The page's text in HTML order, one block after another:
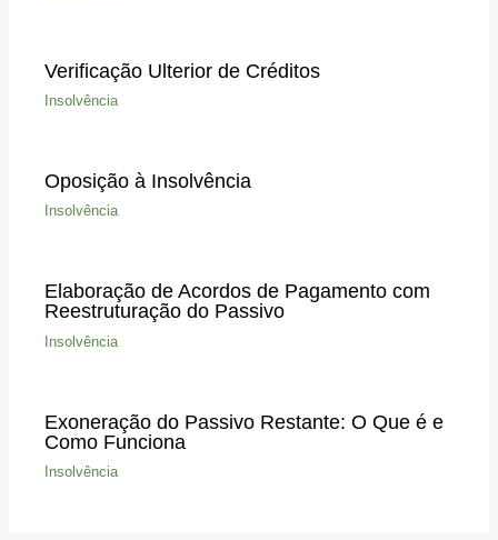
Verificação Ulterior de Créditos
Insolvência
Oposição à Insolvência
Insolvência
Elaboração de Acordos de Pagamento com
Reestruturação do Passivo
Insolvência
Exoneração do Passivo Restante: O Que é e
Como Funciona
Insolvência